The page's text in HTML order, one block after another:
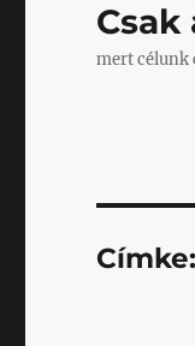
Csak
mert célunk
Címke: